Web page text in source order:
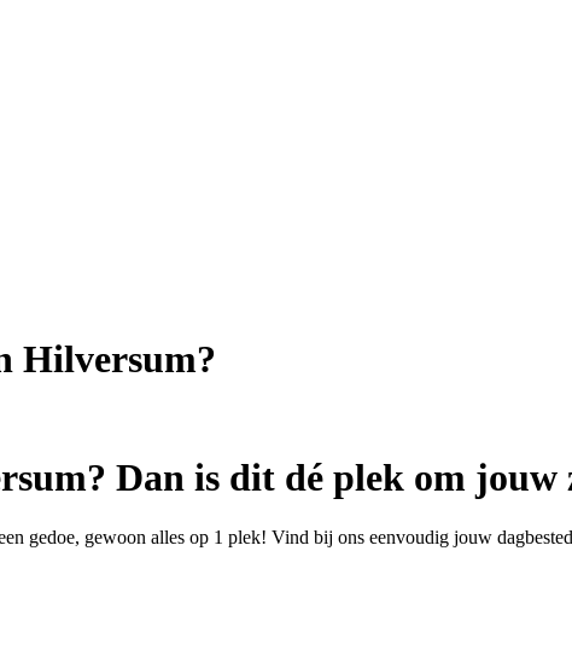
Hilversum?
Dan is dit dé plek om jouw
gedoe, gewoon alles op 1 plek! Vind bij ons eenvoudig jouw